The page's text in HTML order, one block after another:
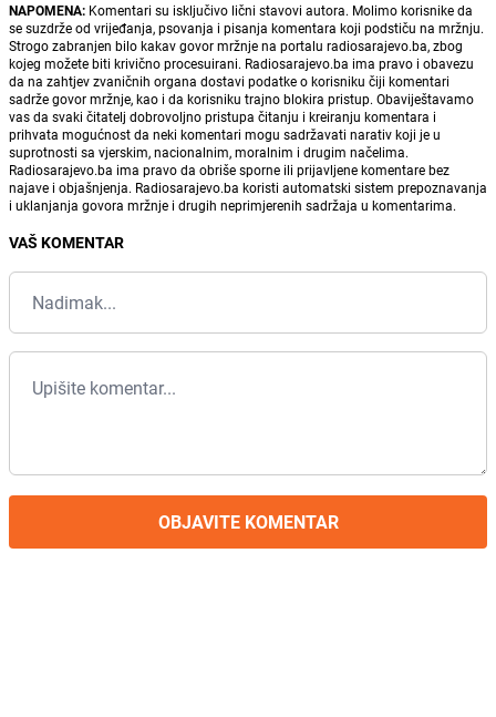
NAPOMENA: Komentari su isključivo lični stavovi autora. Molimo korisnike da
se suzdrže od vrijeđanja, psovanja i pisanja komentara koji podstiču na mržnju.
Strogo zabranjen bilo kakav govor mržnje na portalu radiosarajevo.ba, zbog
kojeg možete biti krivično procesuirani. Radiosarajevo.ba ima pravo i obavezu
da na zahtjev zvaničnih organa dostavi podatke o korisniku čiji komentari
sadrže govor mržnje, kao i da korisniku trajno blokira pristup. Obaviještavamo
vas da svaki čitatelj dobrovoljno pristupa čitanju i kreiranju komentara i
prihvata mogućnost da neki komentari mogu sadržavati narativ koji je u
suprotnosti sa vjerskim, nacionalnim, moralnim i drugim načelima.
Radiosarajevo.ba ima pravo da obriše sporne ili prijavljene komentare bez
najave i objašnjenja. Radiosarajevo.ba koristi automatski sistem prepoznavanja
i uklanjanja govora mržnje i drugih neprimjerenih sadržaja u komentarima.
VAŠ KOMENTAR
OBJAVITE KOMENTAR